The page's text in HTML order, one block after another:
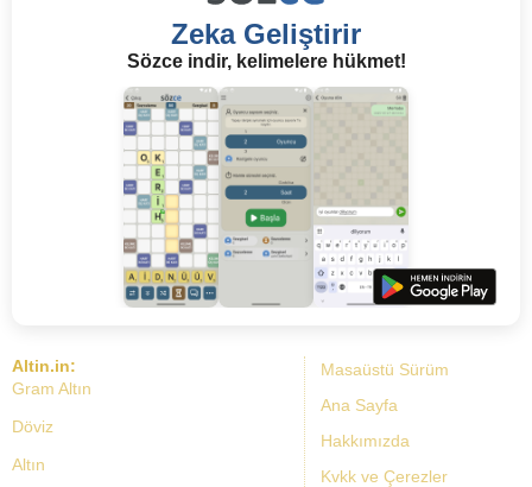
Zeka Geliştirir
Sözce indir, kelimelere hükmet!
Masaüstü Sürüm
Ana Sayfa
Hakkımızda
Kvkk ve Çerezler
Altin.in:
Gram Altın
Döviz
Altın